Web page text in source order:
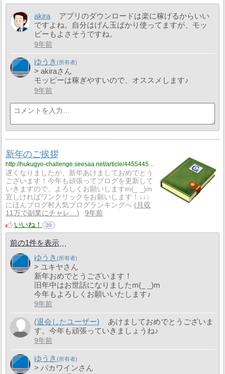
akira
アプリのダウンロードは楽に稼げるからいい
ですよね。自分はげん玉ばかり使ってますが、モッ
ピーもよさそうですね。
9年前
ゆうき
> akiraさん
モッピーは稼ぎやすいので、オススメします♪
9年前
新年のご挨拶
http://hukugyo-challenge.seesaa.net/article/445544584.html
遅くなりましたが、新年あけましておめでとう
ございます！今年も頑張ってブログを更新して
いきますので、よろしくお願いしますm(_ _)m
宜しければワンクリックをお願いします！↓↓↓
にほんブログ村人気ブログランキングへ
月収
11万で副業にチャレ…
9年前
いいね！
20
前の1件を表示
ゆうき
> ユキヤさん
新年おめでとうございます！
旧年中はお世話になりましたm(_ _)m
今年もよろしくお願いいたします♪
9年前
(退会したユーザー)
あけましておめでとうございま
す。今年も頑張っていきましょうね♪
9年前
ゆうき
> バカワインさん